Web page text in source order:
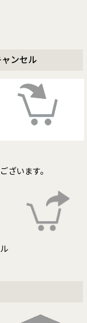
ンセル
ざいます。